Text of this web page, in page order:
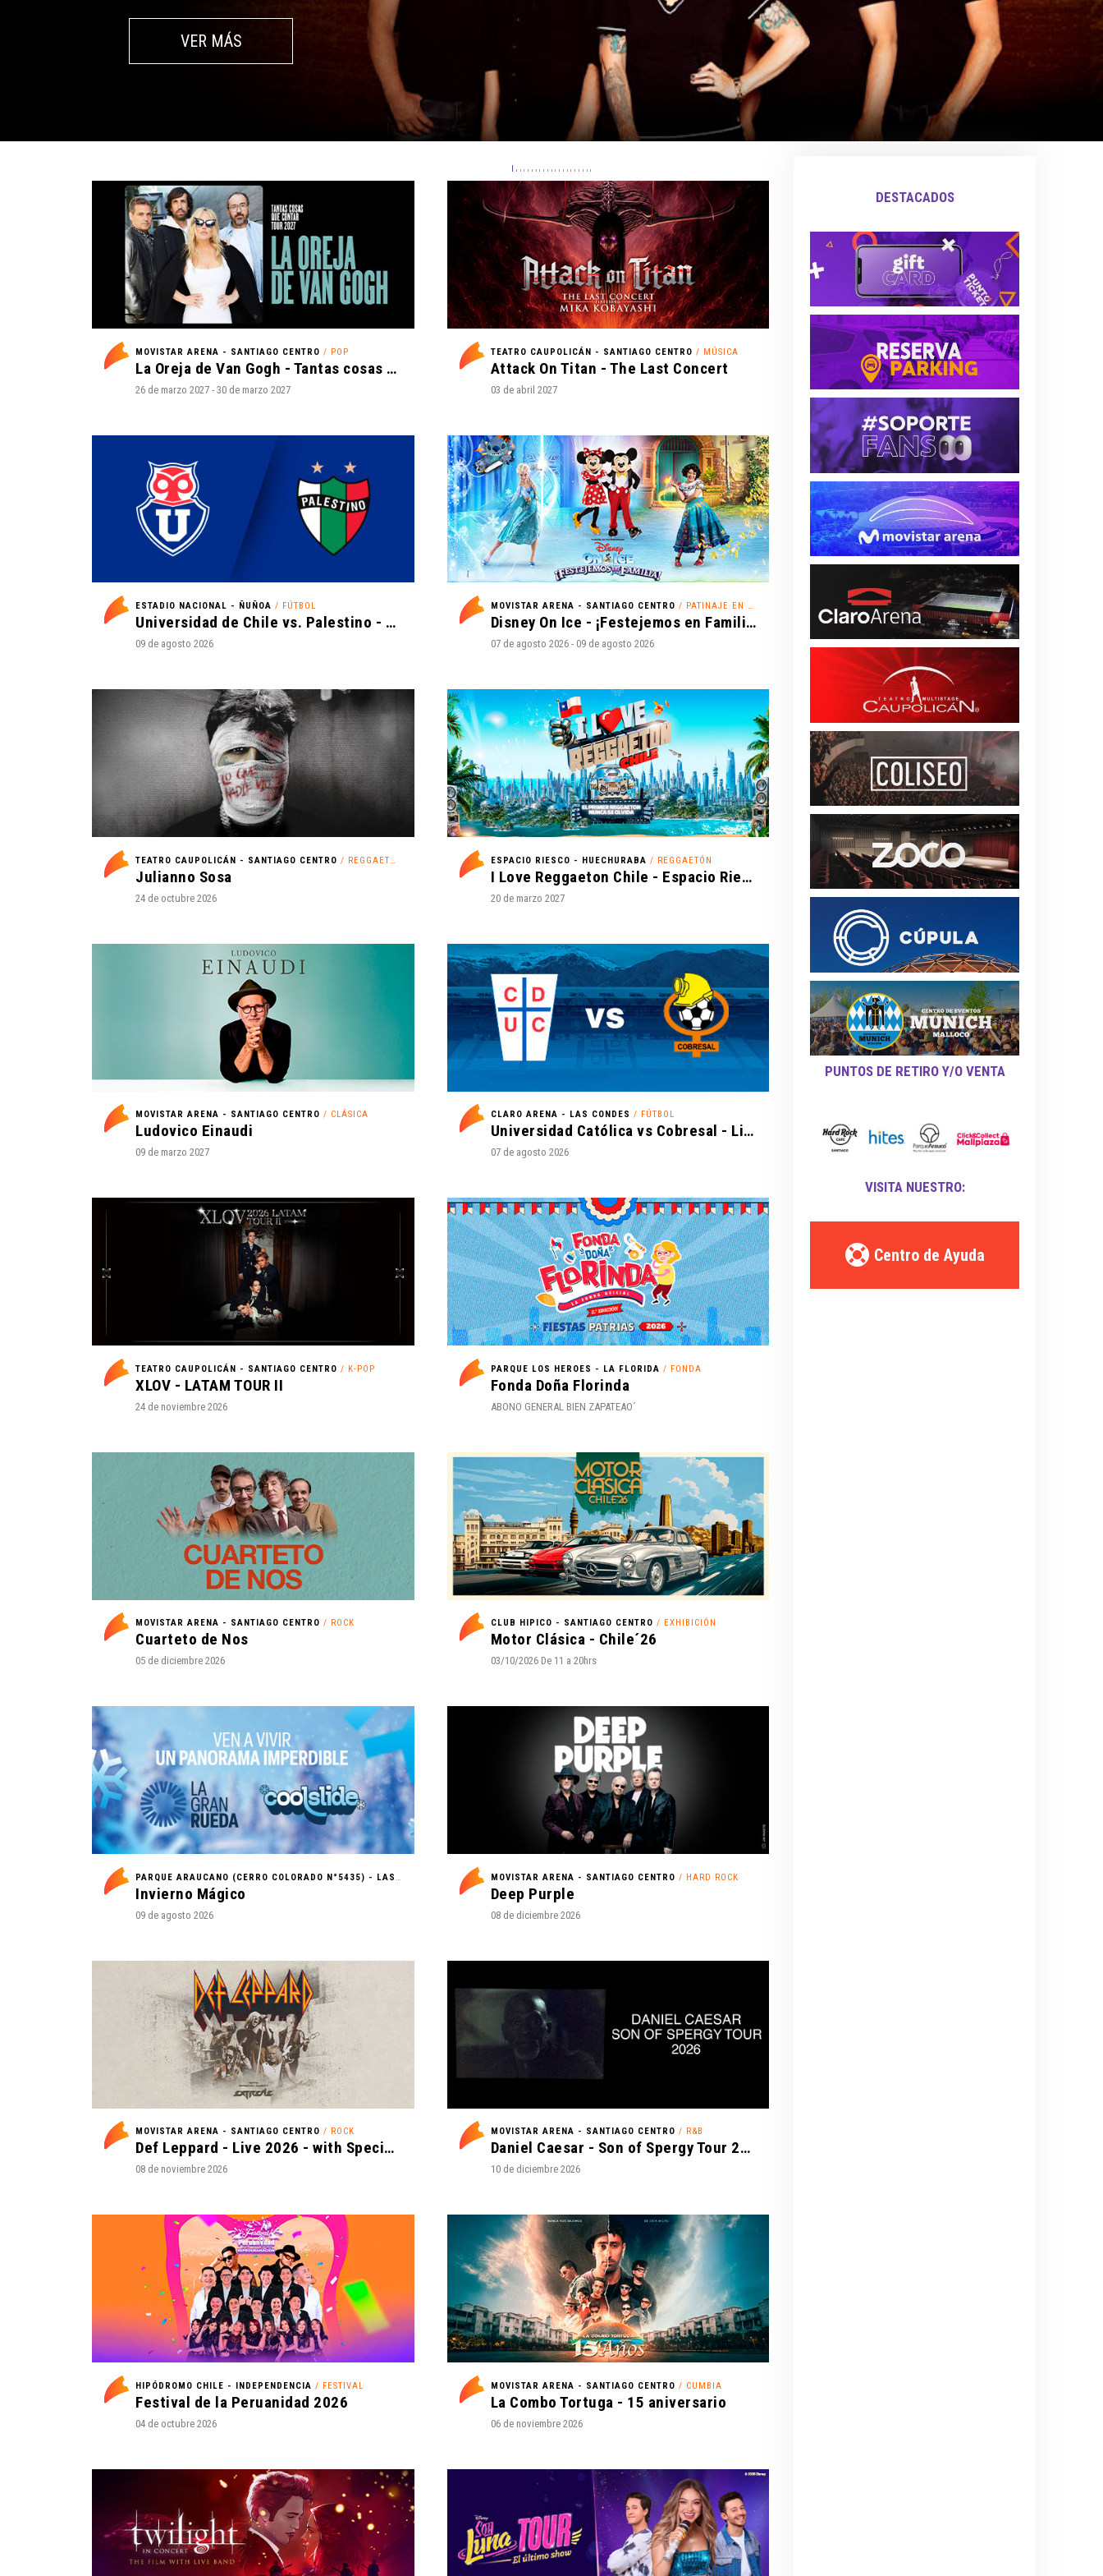
VER MÁS
MOVISTAR ARENA - SANTIAGO CENTRO / POP
La Oreja de Van Gogh - Tantas cosas que contar Tour 2027
26 de marzo 2027 - 30 de marzo 2027
TEATRO CAUPOLICÁN - SANTIAGO CENTRO / MÚSICA
Attack On Titan - The Last Concert
03 de abril 2027
ESTADIO NACIONAL - ÑUÑOA / FÚTBOL
Universidad de Chile vs. Palestino - Liga de Primera Mercado Libre - Fecha 18
09 de agosto 2026
MOVISTAR ARENA - SANTIAGO CENTRO / PATINAJE EN HIELO
Disney On Ice - ¡Festejemos en Familia!
07 de agosto 2026 - 09 de agosto 2026
TEATRO CAUPOLICÁN - SANTIAGO CENTRO / REGGAETÓN
Julianno Sosa
24 de octubre 2026
ESPACIO RIESCO - HUECHURABA / REGGAETÓN
I Love Reggaeton Chile - Espacio Riesco 2027
20 de marzo 2027
MOVISTAR ARENA - SANTIAGO CENTRO / CLÁSICA
Ludovico Einaudi
09 de marzo 2027
CLARO ARENA - LAS CONDES / FÚTBOL
Universidad Católica vs Cobresal - Liga de Primera Mercado Libre - Fecha 18
07 de agosto 2026
TEATRO CAUPOLICÁN - SANTIAGO CENTRO / K-POP
XLOV - LATAM TOUR II
24 de noviembre 2026
PARQUE LOS HEROES - LA FLORIDA / FONDA
Fonda Doña Florinda
ABONO GENERAL BIEN ZAPATEAO´
MOVISTAR ARENA - SANTIAGO CENTRO / ROCK
Cuarteto de Nos
05 de diciembre 2026
CLUB HIPICO - SANTIAGO CENTRO / EXHIBICIÓN
Motor Clásica - Chile´26
03/10/2026 De 11 a 20hrs
/ FAMILIA
Invierno Mágico
09 de agosto 2026
MOVISTAR ARENA - SANTIAGO CENTRO / HARD ROCK
Deep Purple
08 de diciembre 2026
MOVISTAR ARENA - SANTIAGO CENTRO / ROCK
Def Leppard - Live 2026 - with Special Guest Extreme
08 de noviembre 2026
MOVISTAR ARENA - SANTIAGO CENTRO / R&B
Daniel Caesar - Son of Spergy Tour 2026
10 de diciembre 2026
HIPÓDROMO CHILE - INDEPENDENCIA / FESTIVAL
Festival de la Peruanidad 2026
04 de octubre 2026
MOVISTAR ARENA - SANTIAGO CENTRO / CUMBIA
La Combo Tortuga - 15 aniversario
06 de noviembre 2026
DESTACADOS
PUNTOS DE RETIRO Y/O VENTA
VISITA NUESTRO:
Centro de Ayuda